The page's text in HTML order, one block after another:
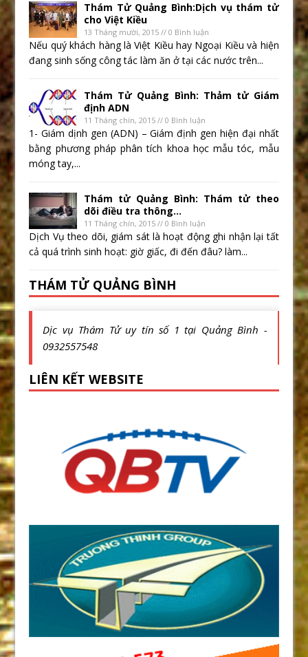
Thám Tử Quảng Bình:Dịch vụ thám tử
cho Việt Kiều
13 Tháng mười, 2015 // 0 Bình luận
Nếu quý khách hàng là Việt Kiều hay Ngoại Kiều và hiện
đang sinh sống công tác làm ăn ở tại các nước trên...
Thám Tử Quảng Bình: Thảm tử Giám
định ADN
11 Tháng chín, 2015 // 0 Bình luận
1- Giám dịnh gen (ADN) – Giám định gen hiện đại nhất
bằng phương pháp phân tích khoa học mẫu tóc, mẫu
móng tay,...
Thám tử Quảng Bình: Thám tử theo
dõi điều tra thông...
11 Tháng chín, 2015 // 0 Bình luận
Dịch Vụ theo dõi, giám sát là hoạt động ghi nhận lại tất
cả quá trình sinh hoạt: giờ giấc, đi đến đâu? làm...
THÁM TỬ QUẢNG BÌNH
Dịc vụ Thám Tử uy tín số 1 tại Quảng Bình -
0932557548
LIÊN KẾT WEBSITE